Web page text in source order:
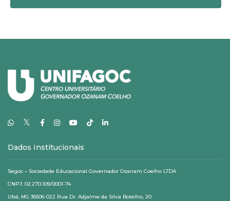
𝕏
Dados Institucionais
Segoc – Sociedade Educacional Governador Ozanam Coelho LTDA
CNPJ: 02.270.109/0001-74
Ubá, MG 36506-022 Rua Dr. Adjalme da Silva Botelho, 20